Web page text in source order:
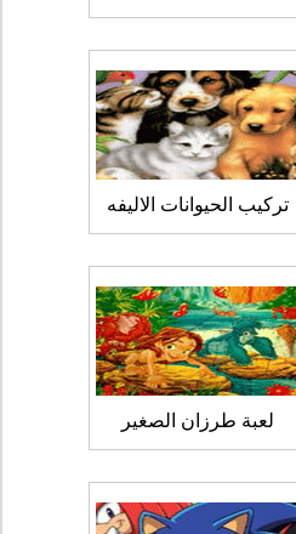
تركيب الحيوانات الاليفه
لعبة طرزان الصغير